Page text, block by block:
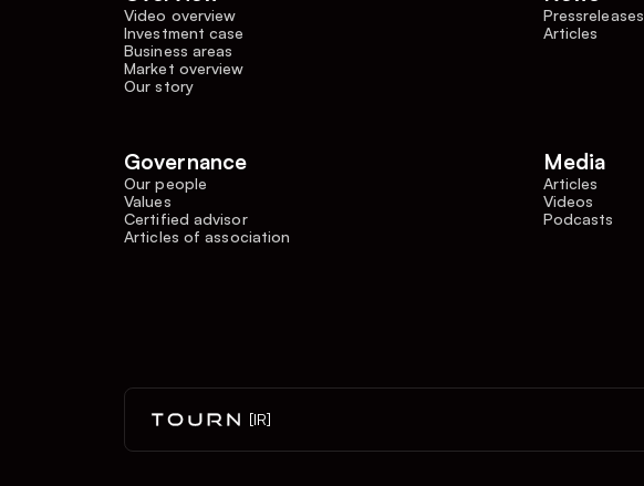
Video overview
Investment case
Business areas
Market overview
Our story
Pressreleases
Articles
Governance
Our people
Values
Certified advisor
Articles of association
Media
Articles
Videos
Podcasts
[IR]